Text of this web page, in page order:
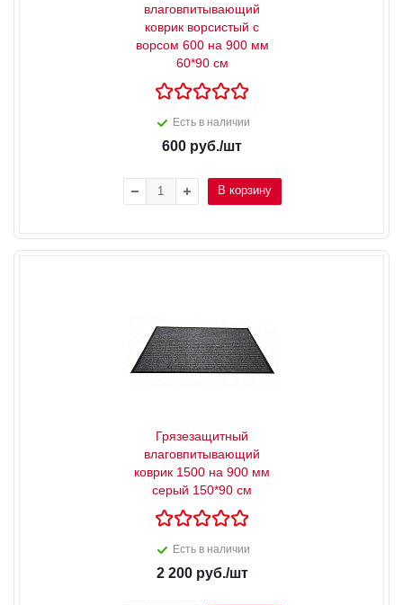
влаговпитывающий
коврик ворсистый с
ворсом 600 на 900 мм
60*90 см
Есть в наличии
600 руб./шт
В корзину
Грязезащитный
влаговпитывающий
коврик 1500 на 900 мм
серый 150*90 см
Есть в наличии
2 200руб./шт